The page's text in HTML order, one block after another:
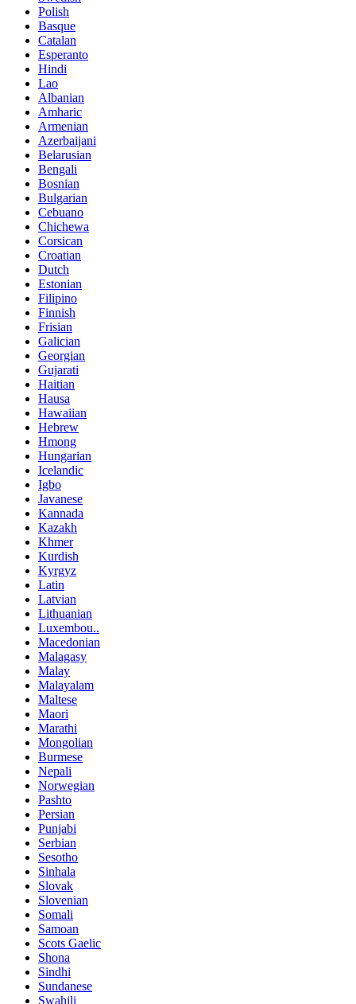
Polish
Basque
Catalan
Esperanto
Hindi
Lao
Albanian
Amharic
Armenian
Azerbaijani
Belarusian
Bengali
Bosnian
Bulgarian
Cebuano
Chichewa
Corsican
Croatian
Dutch
Estonian
Filipino
Finnish
Frisian
Galician
Georgian
Gujarati
Haitian
Hausa
Hawaiian
Hebrew
Hmong
Hungarian
Icelandic
Igbo
Javanese
Kannada
Kazakh
Khmer
Kurdish
Kyrgyz
Latin
Latvian
Lithuanian
Luxembou..
Macedonian
Malagasy
Malay
Malayalam
Maltese
Maori
Marathi
Mongolian
Burmese
Nepali
Norwegian
Pashto
Persian
Punjabi
Serbian
Sesotho
Sinhala
Slovak
Slovenian
Somali
Samoan
Scots Gaelic
Shona
Sindhi
Sundanese
Swahili